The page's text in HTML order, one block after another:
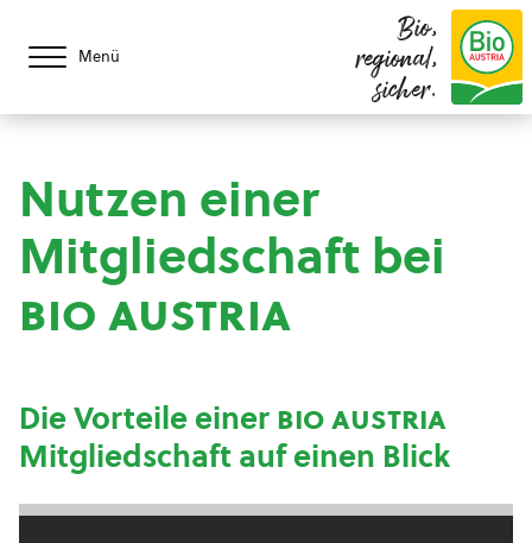
Menü
Bio,
regional,
sicher.
Nutzen einer
Mitgliedschaft bei
bio austria
Die Vorteile einerbio austria
Mitgliedschaft auf einen Blick